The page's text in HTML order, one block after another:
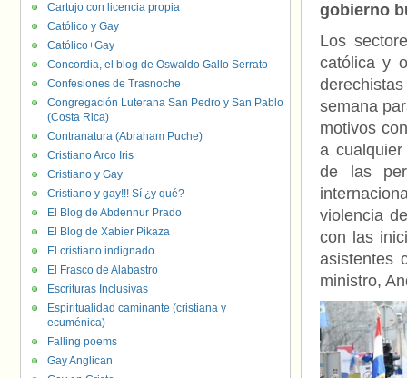
gobierno
Los
católica y
semana
motivos
a
de las
violencia
con las
asistentes
ministro,
Cartujo con licencia propia
Católico y Gay
Católico+Gay
Concordia, el blog de Oswaldo Gallo Serrato
Confesiones de Trasnoche
Congregación Luterana San Pedro y San Pablo
(Costa Rica)
Contranatura (Abraham Puche)
Cristiano Arco Iris
Cristiano y Gay
Cristiano y gay!!! Sí ¿y qué?
El Blog de Abdennur Prado
El Blog de Xabier Pikaza
El cristiano indignado
El Frasco de Alabastro
Escrituras Inclusivas
Espiritualidad caminante (cristiana y
ecuménica)
Falling poems
Gay Anglican